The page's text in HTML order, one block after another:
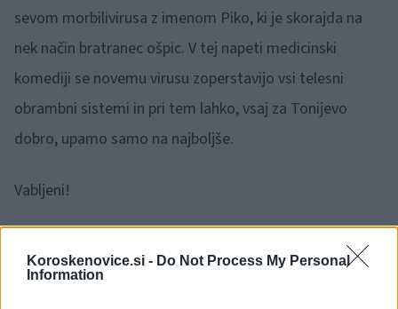
Koroskenovice.si - Do Not Process My Personal
Information
sevom morbilivirusa z imenom Piko, ki je skorajda na
nek način bratranec ošpic. V tej napeti medicinski
komediji se novemu virusu zoperstavijo vsi telesni
obrambni sistemi in pri tem lahko, vsaj za Tonijevo
dobro, upamo samo na najboljše.
Vabljeni!